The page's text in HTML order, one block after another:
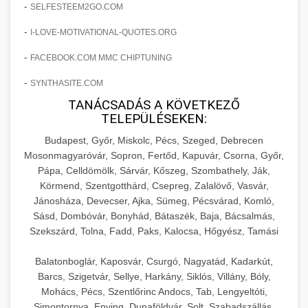
költségvetését gépi tanulással és
automatizálással.
aikampany.hu
🍞 20. Ipari Dagasztógép
Professzionális ipari dagasztógépek és
tésztakeverő gépek pékségek és kereskedelmi
megbízható teljesítményhez.
chef-iparikonyhagepek.hu
kereskedelmi tésztakeverő
🔪 21. Ipari Szeletelőgép
Ipari hús- és sajtszeletelő gépek professzionális
élelmiszer-előkészítéshez. Precíziós vágás
állítható vastagság beállítással.
chef-iparikonyhagepek.hu
professzionális élelmiszer szeletelő
📦 22. Vákuumozó Gép
Kereskedelmi vákuumcsomagoló berendezések
élelmiszerek tartósításához. Hosszabbítsa a
szavatossági időt és tartsa meg a termék
frissességét.
chef-iparikonyhagepek.hu
vákuum lezáró berendezés
🎁 23. Vákuumfóliázó Gép +
Ipari vákuumfóliázó gépek professzionális
élelmiszer-csomagolási műveletekhez.
Hatékony lezárási és tartósítási megoldások.
chef-iparikonyhagepek.hu
kereskedelmi csomagoló gép
🔥 24. Ipari Sütő és Gőzpároló +
Kereskedelmi légkeveréses sütők és gőzpárolók
professzionális konyhák számára. Nagy
kapacitású sütő- és főzőberendezés precíz
❄️ 25. Ipari Hűtőszekrény +
- SELFESTEEM2GO.COM
- I-LOVE-MOTIVATIONAL-QUOTES.ORG
- FACEBOOK.COM MMC CHIPTUNING
- SYNTHASITE.COM
TANÁCSADÁS A KÖVETKEZŐ
TELEPÜLÉSEKEN:
Budapest, Győr, Miskolc, Pécs, Szeged, Debrecen
Mosonmagyaróvár, Sopron, Fertőd, Kapuvár, Csorna, Győr,
Pápa, Celldömölk, Sárvár, Kőszeg, Szombathely, Ják,
Körmend, Szentgotthárd, Csepreg, Zalalövő, Vasvár,
Jánosháza, Devecser, Ajka, Sümeg, Pécsvárad, Komló,
Sásd, Dombóvár, Bonyhád, Bátaszék, Baja, Bácsalmás,
Szekszárd, Tolna, Fadd, Paks, Kalocsa, Hőgyész, Tamási
Balatonboglár, Kaposvár, Csurgó, Nagyatád, Kadarkút,
Barcs, Szigetvár, Sellye, Harkány, Siklós, Villány, Bóly,
Mohács, Pécs, Szentlőrinc Andocs, Tab, Lengyeltóti,